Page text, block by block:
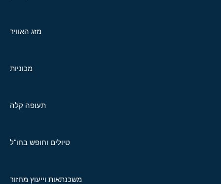
מזג האוויר
מכוניות
תעופה קלה
טיולים וחופש בחו"ל
משכנתאות וייעוץ מחזור